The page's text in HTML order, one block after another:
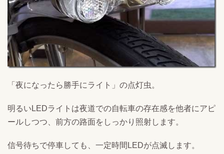
「夜になったら勝手にライト」の点灯虫。
明るいLEDライトは夜道での自転車の存在感を他者にアピ
ールしつつ、前方の路面をしっかり照射します。
信号待ちで停車しても、一定時間LEDが点滅します。